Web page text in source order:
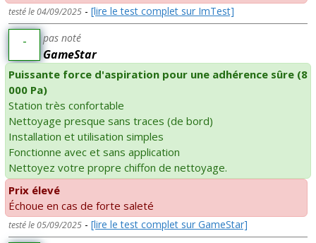
testé le 04/09/2025 - [lire le test complet sur ImTest]
- pas noté
GameStar
Puissante force d'aspiration pour une adhérence sûre (8
000 Pa)
Station très confortable
Nettoyage presque sans traces (de bord)
Installation et utilisation simples
Fonctionne avec et sans application
Nettoyez votre propre chiffon de nettoyage.
Prix élevé
Échoue en cas de forte saleté
testé le 05/09/2025 - [lire le test complet sur GameStar]